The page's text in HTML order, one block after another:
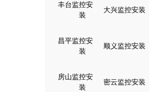
丰台监控安
装
大兴监控安装
昌平监控安
装
顺义监控安装
房山监控安
装
密云监控安装